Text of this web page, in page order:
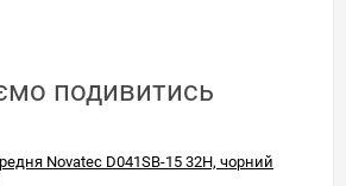
подивитись
Novatec D041SB-15 32H, чорний